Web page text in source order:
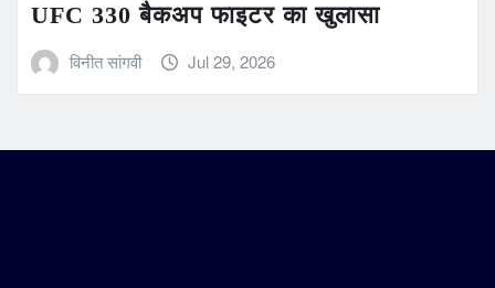
UFC 330 बैकअप फाइटर का खुलासा
विनीत सांगवी Jul 29, 2026